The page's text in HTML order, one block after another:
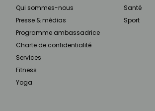
Qui sommes-nous
Presse & médias
Programme ambassadrice
Charte de confidentialité
Services
Fitness
Yoga
Santé
Sport